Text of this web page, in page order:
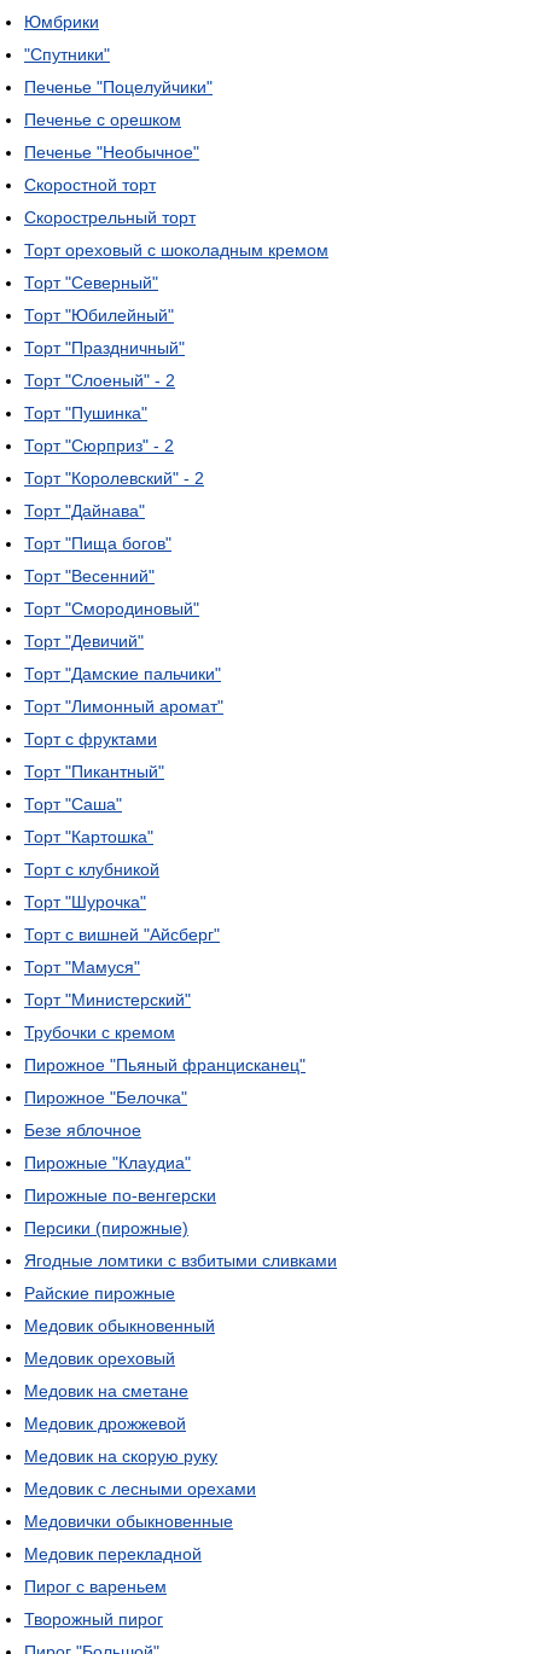
Юмбрики
"Спутники"
Печенье "Поцелуйчики"
Печенье с орешком
Печенье "Необычное"
Скоростной торт
Скорострельный торт
Торт ореховый с шоколадным кремом
Торт "Северный"
Торт "Юбилейный"
Торт "Праздничный"
Торт "Слоеный" - 2
Торт "Пушинка"
Торт "Сюрприз" - 2
Торт "Королевский" - 2
Торт "Дайнава"
Торт "Пища богов"
Торт "Весенний"
Торт "Смородиновый"
Торт "Девичий"
Торт "Дамские пальчики"
Торт "Лимонный аромат"
Торт с фруктами
Торт "Пикантный"
Торт "Саша"
Торт "Картошка"
Торт с клубникой
Торт "Шурочка"
Торт с вишней "Айсберг"
Торт "Мамуся"
Торт "Министерский"
Трубочки с кремом
Пирожное "Пьяный францисканец"
Пирожное "Белочка"
Безе яблочное
Пирожные "Клаудиа"
Пирожные по-венгерски
Персики (пирожные)
Ягодные ломтики с взбитыми сливками
Райские пирожные
Медовик обыкновенный
Медовик ореховый
Медовик на сметане
Медовик дрожжевой
Медовик на скорую руку
Медовик с лесными орехами
Медовички обыкновенные
Медовик перекладной
Пирог с вареньем
Творожный пирог